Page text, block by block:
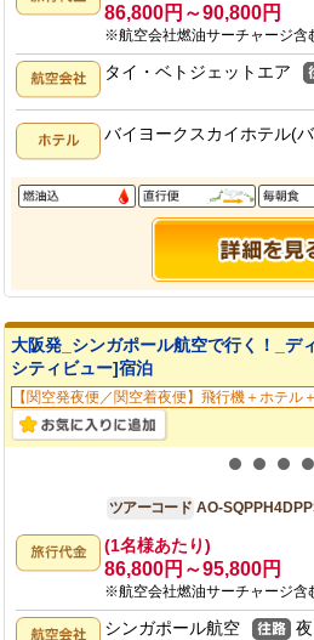
86,800円～90,800円
※航空会社燃油サーチャージ含
タイ・ベトジェットエア
バイヨークスカイホテル(
大阪発_シンガポール航空で行く！_デ
シティビュー]宿泊
【関空発夜便／関空着夜便】飛行機＋ホテル
ツアーコード AO-
(1名様あたり)
86,800円～95,800円
※航空会社燃油サーチャージ含
シンガポール航空 夜